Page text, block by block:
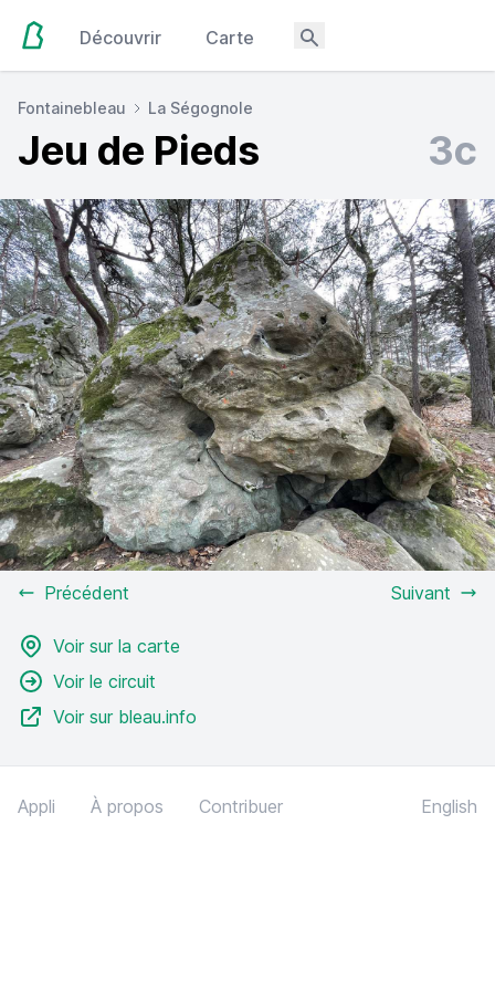
Découvrir Carte
Fontainebleau La Ségognole
Jeu de Pieds 3c
Précédent Suivant
Voir sur la carte
Voir le circuit
Voir sur bleau.info
Appli À propos Contribuer English